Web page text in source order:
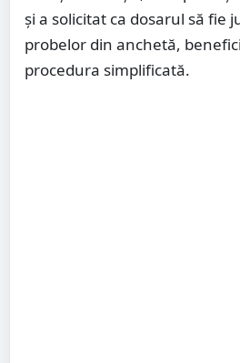
și a solicitat ca dosarul să fie
probelor din anchetă,
procedura simplificată.